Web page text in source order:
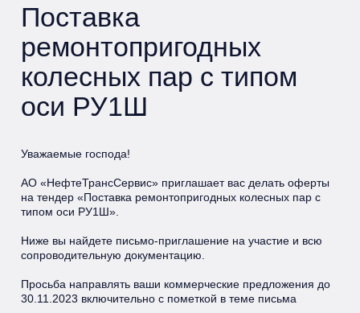
Поставка
ремонтопригодных
колесных пар с типом
оси РУ1Ш
Уважаемые господа!
АО «НефтеТрансСервис» приглашает вас делать оферты
на тендер «Поставка ремонтопригодных колесных пар с
типом оси РУ1Ш».
Ниже вы найдете письмо-приглашение на участие и всю
сопроводительную документацию.
Просьба направлять ваши коммерческие предложения до
30.11.2023 включительно с пометкой в теме письма